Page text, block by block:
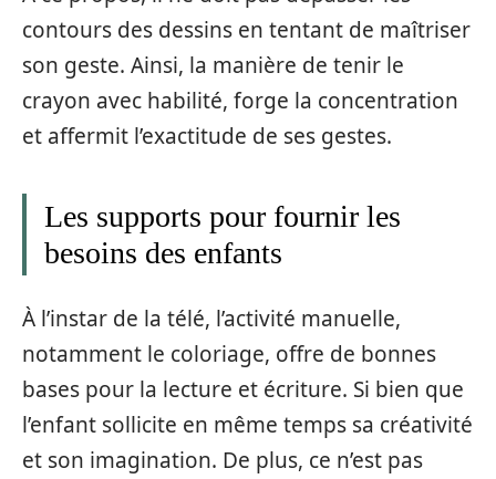
contours des dessins en tentant de maîtriser
son geste. Ainsi, la manière de tenir le
crayon avec habilité, forge la concentration
et affermit l’exactitude de ses gestes.
Les supports pour fournir les
besoins des enfants
À l’instar de la télé, l’activité manuelle,
notamment le coloriage, offre de bonnes
bases pour la lecture et écriture. Si bien que
l’enfant sollicite en même temps sa créativité
et son imagination. De plus, ce n’est pas